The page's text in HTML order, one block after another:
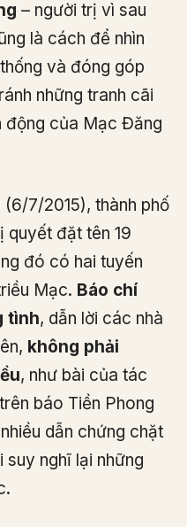
– người trị vì sau
là cách để nhìn
và đóng góp
những tranh cãi
động của Mạc Đăng
7/2015), thành phố
quyết đặt tên 19
đó có hai tuyến
Mạc. Báo chí
tình, dẫn lời các nhà
không phải
, như bài của tác
báo Tiền Phong
dẫn chứng chặt
suy nghĩ lại những